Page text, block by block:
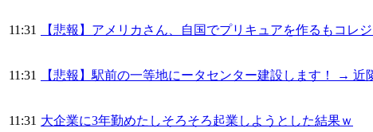
11:31 【悲報】アメリカさん、自国でプリキュアを作るもコレ
11:31 【悲報】駅前の一等地にータセンター建設します！ → 近
11:31 大企業に3年勤めたしそろそろ起業しようとした結果ｗ